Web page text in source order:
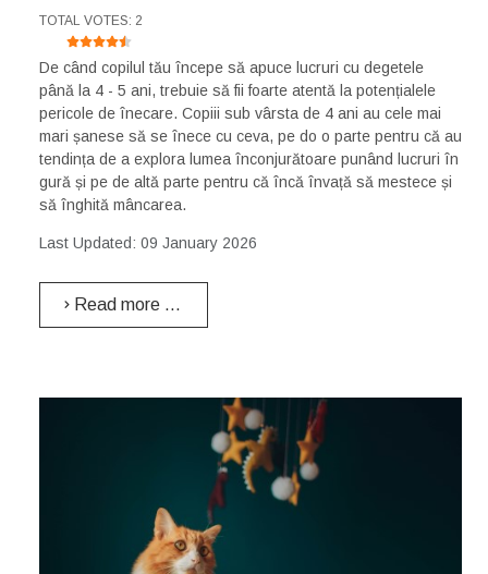
USER RATING: 4.5
TOTAL VOTES: 2
De când copilul tău începe să apuce lucruri cu degetele
până la 4 - 5 ani, trebuie să fii foarte atentă la potențialele
pericole de înecare. Copiii sub vârsta de 4 ani au cele mai
mari șanese să se înece cu ceva, pe do o parte pentru că au
tendința de a explora lumea înconjurătoare punând lucruri în
gură și pe de altă parte pentru că încă învață să mestece și
să înghită mâncarea.
Last Updated: 09 January 2026
Read more …